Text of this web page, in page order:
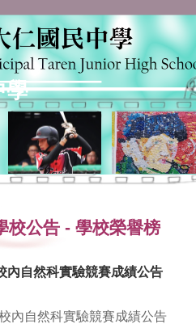
學
校公告 - 學校榮譽榜
內自然科實驗競賽成績公告
內自然科實驗競賽成績公告